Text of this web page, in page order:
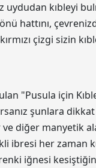
kıbleyi
hattını,
çizgi sizin
"Pusula için
şunlara
diğer manyetik
ibresi her zaman
iğnesi